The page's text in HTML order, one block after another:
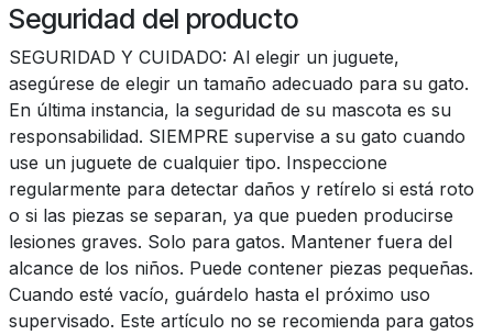
Seguridad del producto
SEGURIDAD Y CUIDADO: Al elegir un juguete,
asegúrese de elegir un tamaño adecuado para su gato.
En última instancia, la seguridad de su mascota es su
responsabilidad. SIEMPRE supervise a su gato cuando
use un juguete de cualquier tipo. Inspeccione
regularmente para detectar daños y retírelo si está roto
o si las piezas se separan, ya que pueden producirse
lesiones graves. Solo para gatos. Mantener fuera del
alcance de los niños. Puede contener piezas pequeñas.
Cuando esté vacío, guárdelo hasta el próximo uso
supervisado. Este artículo no se recomienda para gatos